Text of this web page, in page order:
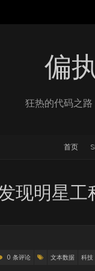
偏
狂热的代码之
首页
现明星工
0 条评论 文本数据 科技